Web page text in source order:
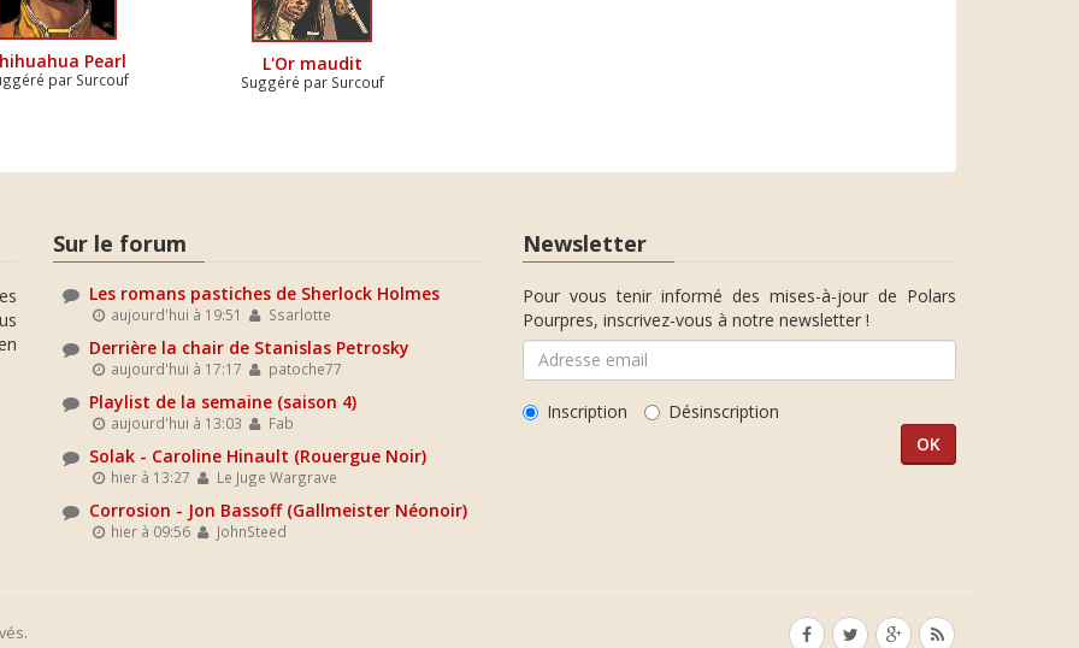
Pearl
par Surcouf
L'Or maudit
Suggéré par Surcouf
Sur le forum
Les romans pastiches de Sherlock Holmes
aujourd'hui à 19:51 Ssarlotte
Derrière la chair de Stanislas Petrosky
aujourd'hui à 17:17 patoche77
Playlist de la semaine (saison 4)
aujourd'hui à 13:03 Fab
Solak - Caroline Hinault (Rouergue Noir)
hier à 13:27 Le Juge Wargrave
Corrosion - Jon Bassoff (Gallmeister Néonoir)
hier à 09:56 JohnSteed
Newsletter
Pour vous tenir informé des mises-à-jour de Polars
Pourpres, inscrivez-vous à notre newsletter !
Inscription Désinscription